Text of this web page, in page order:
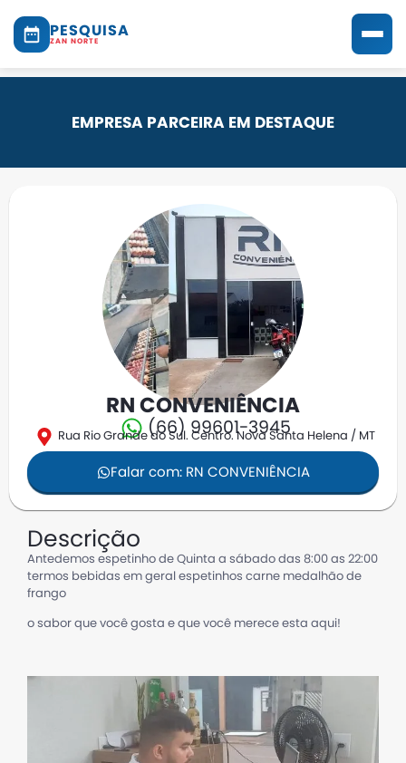
PESQUISA
ZAN NORTE
EMPRESA PARCEIRA EM DESTAQUE
RN CONVENIÊNCIA
(66) 99601-3945
Rua Rio Grande do Sul. Centro. Nova Santa Helena / MT
Falar com: RN CONVENIÊNCIA
Descrição
Antedemos espetinho de Quinta a sábado das 8:00 as 22:00
termos bebidas em geral espetinhos carne medalhão de
frango
o sabor que você gosta e que você merece esta aqui!